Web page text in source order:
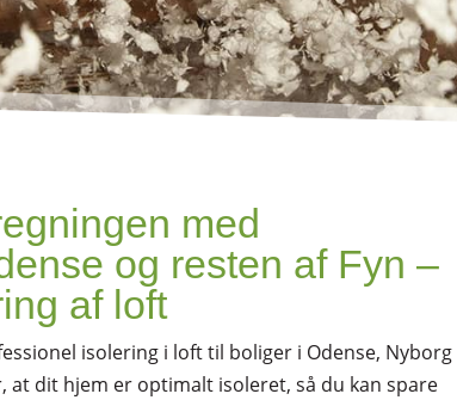
med
og resten af Fyn –
af loft
isolering i loft til boliger i Odense, Nyborg
at dit hjem er optimalt isoleret, så du kan spare